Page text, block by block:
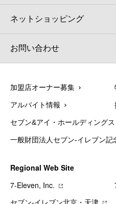
ネットショッピング
お問い合わせ
加盟店オーナー募集
アルバイト情報
セブン&アイ・ホールディングス
一般財団法人セブン-イレブン記
Regional Web Site
7‐Eleven, Inc.
セブン‐イレブン北京・天津